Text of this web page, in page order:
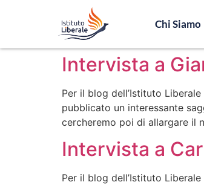
Chi Siamo
Intervista a
Per il blog dell’Istituto
pubblicato un interessante
cercheremo poi di allargare il
Intervista a
Per il blog dell’Istituto